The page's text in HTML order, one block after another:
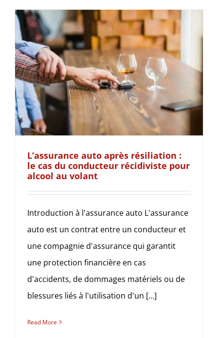
L’assurance auto après résiliation :
le cas du conducteur récidiviste pour
alcool au volant
Introduction à l'assurance auto L'assurance
auto est un contrat entre un conducteur et
une compagnie d'assurance qui garantit
une protection financière en cas
d'accidents, de dommages matériels ou de
blessures liés à l'utilisation d'un [...]
Read More